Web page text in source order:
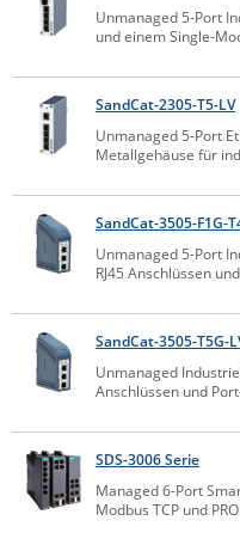
Kramer Electronics
Legrand
LigoWave
Moxa
Netio
PatchSee
Power Kingdom
Raritan
Riello UPS
Server Technology
Unmanaged 5-Port
und einem Single-
SandCat-2305-T5-LV
Unmanaged 5-Port
Metallgehäuse für
SandCat-3505-F1G-
Unmanaged 5-Port
RJ45 Anschlüssen
SandCat-3505-T5G-
Unmanaged
Anschlüssen und
SDS-3006 Serie
Managed 6-Port
Modbus TCP und